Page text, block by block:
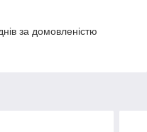
за домовленістю